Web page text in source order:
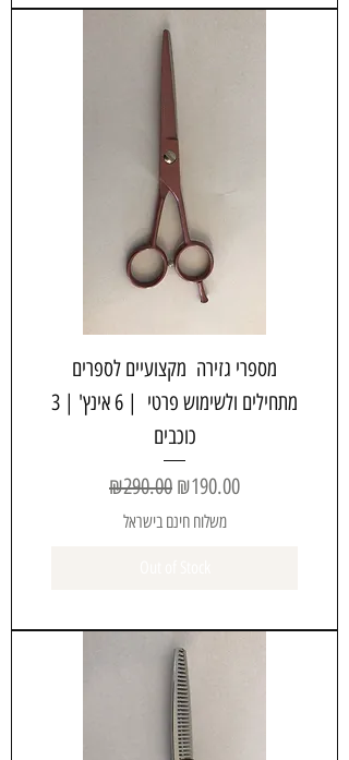
מספרי גזירה מקצועיים לספרים
מתחילים ולשימוש פרטי | 6 אינץ' | 3
כוכבים
Regular Price
₪290.00 Sale Price
₪190.00
משלוח חינם בישראל